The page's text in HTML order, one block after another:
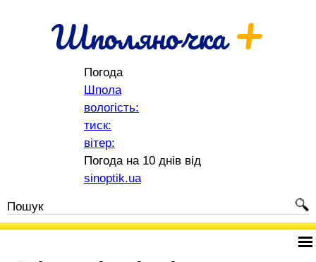
Шполяночка+
Погода
Шпола
вологість:
тиск:
вітер:
Погода на 10 днів від
sinoptik.ua